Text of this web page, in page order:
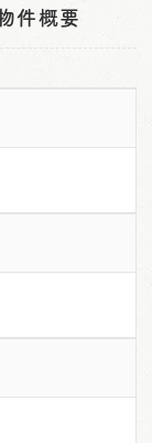
件概要